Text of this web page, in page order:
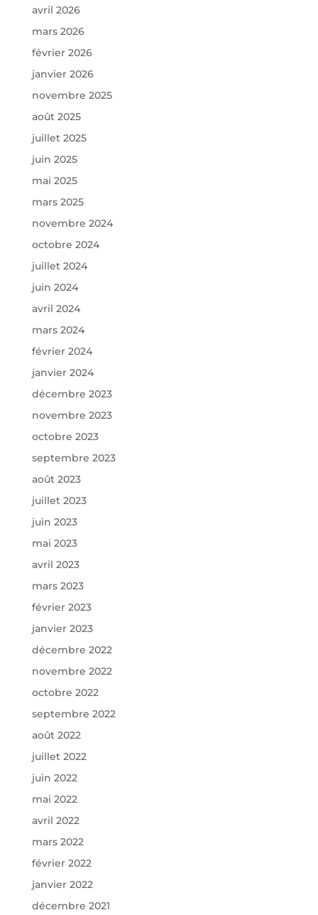
avril 2026
mars 2026
février 2026
janvier 2026
novembre 2025
août 2025
juillet 2025
juin 2025
mai 2025
mars 2025
novembre 2024
octobre 2024
juillet 2024
juin 2024
avril 2024
mars 2024
février 2024
janvier 2024
décembre 2023
novembre 2023
octobre 2023
septembre 2023
août 2023
juillet 2023
juin 2023
mai 2023
avril 2023
mars 2023
février 2023
janvier 2023
décembre 2022
novembre 2022
octobre 2022
septembre 2022
août 2022
juillet 2022
juin 2022
mai 2022
avril 2022
mars 2022
février 2022
janvier 2022
décembre 2021